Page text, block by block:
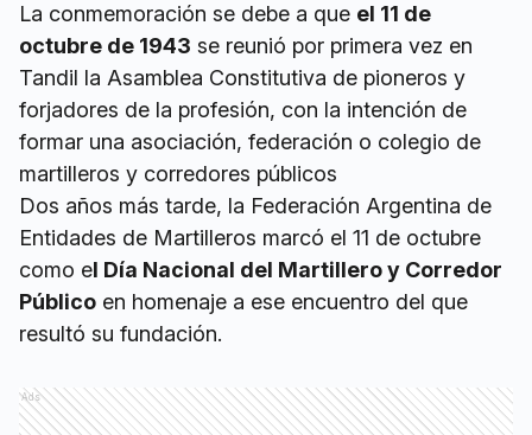
La conmemoración se debe a que el 11 de
octubre de 1943 se reunió por primera vez en
Tandil la Asamblea Constitutiva de pioneros y
forjadores de la profesión, con la intención de
formar una asociación, federación o colegio de
martilleros y corredores públicos
Dos años más tarde, la Federación Argentina de
Entidades de Martilleros marcó el 11 de octubre
como el Día Nacional del Martillero y Corredor
Público en homenaje a ese encuentro del que
resultó su fundación.
Ads